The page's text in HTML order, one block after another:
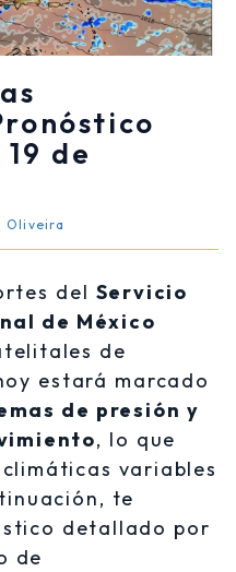
de
Oliveira
del Servicio
de México
de
estará marcado
de presión y
, lo que
variables
te
detallado por
de